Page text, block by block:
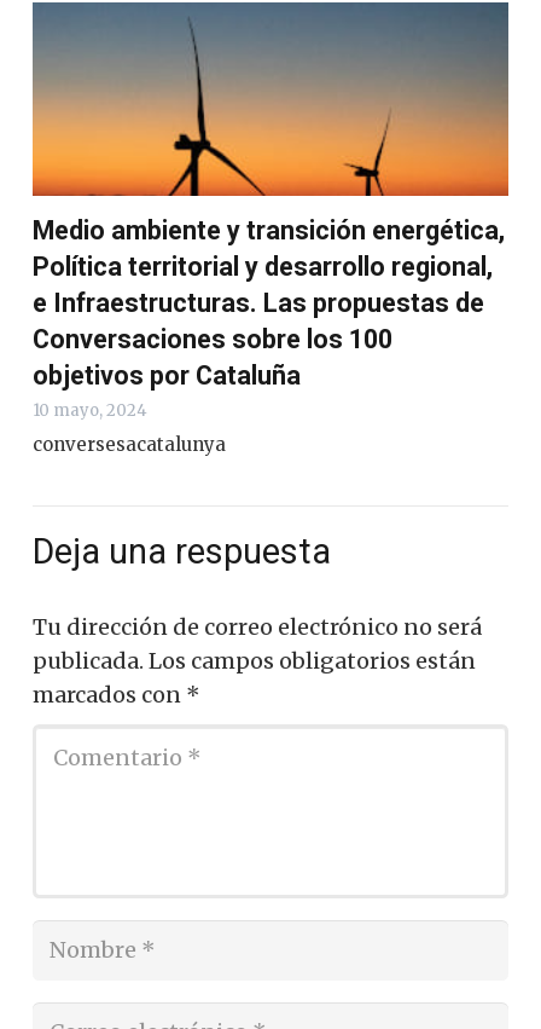
Medio ambiente y transición energética,
Política territorial y desarrollo regional,
e Infraestructuras. Las propuestas de
Conversaciones sobre los 100
objetivos por Cataluña
10 mayo, 2024
conversesacatalunya
Deja una respuesta
Tu dirección de correo electrónico no será
publicada. Los campos obligatorios están
marcados con *